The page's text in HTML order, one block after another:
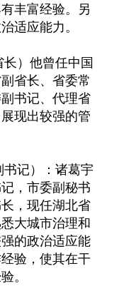
丰富经验。另
适应能力。
）他曾任中国
省长、省委常
书记、代理省
现出较强的管
记）：诸葛宇
，市委副秘书
，现任湖北省
大城市治理和
的政治适应能
验，使其在干
。